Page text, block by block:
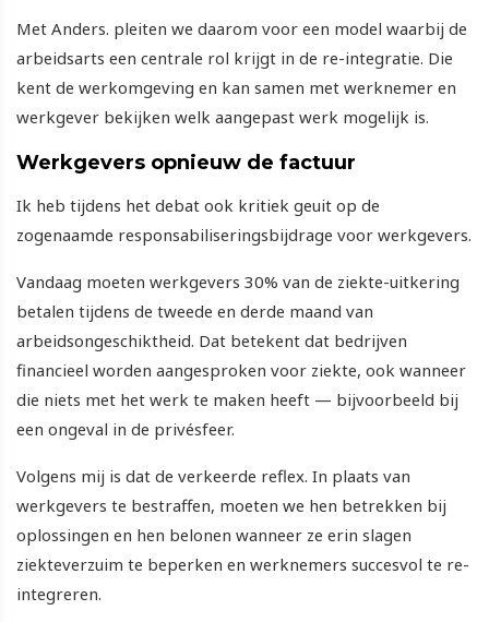
Met Anders. pleiten we daarom voor een model waarbij de
arbeidsarts een centrale rol krijgt in de re-integratie. Die
kent de werkomgeving en kan samen met werknemer en
werkgever bekijken welk aangepast werk mogelijk is.
Werkgevers opnieuw de factuur
Ik heb tijdens het debat ook kritiek geuit op de
zogenaamde responsabiliseringsbijdrage voor werkgevers.
Vandaag moeten werkgevers 30% van de ziekte-uitkering
betalen tijdens de tweede en derde maand van
arbeidsongeschiktheid. Dat betekent dat bedrijven
financieel worden aangesproken voor ziekte, ook wanneer
die niets met het werk te maken heeft — bijvoorbeeld bij
een ongeval in de privésfeer.
Volgens mij is dat de verkeerde reflex. In plaats van
werkgevers te bestraffen, moeten we hen betrekken bij
oplossingen en hen belonen wanneer ze erin slagen
ziekteverzuim te beperken en werknemers succesvol te re-
integreren.